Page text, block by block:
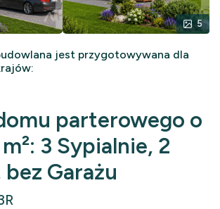
5
jest przygotowywana dla
parterowego o
3 Sypialnie, 2
Garażu